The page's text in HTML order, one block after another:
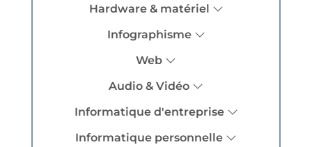
Hardware & matériel
Infographisme
Web
Audio & Vidéo
Informatique d'entreprise
Informatique personnelle